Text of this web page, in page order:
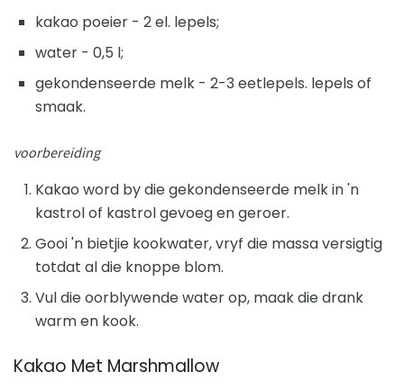
kakao poeier - 2 el. lepels;
water - 0,5 l;
gekondenseerde melk - 2-3 eetlepels. lepels of
smaak.
voorbereiding
Kakao word by die gekondenseerde melk in 'n
kastrol of kastrol gevoeg en geroer.
Gooi 'n bietjie kookwater, vryf die massa versigtig
totdat al die knoppe blom.
Vul die oorblywende water op, maak die drank
warm en kook.
Kakao Met Marshmallow